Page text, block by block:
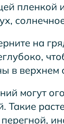
пленкой
на
в верхнем
могут
Такие